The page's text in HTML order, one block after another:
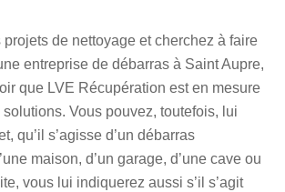
de nettoyage et cherchez à faire
entreprise de débarras à Saint Aupre,
que LVE Récupération est en mesure
Vous pouvez, toutefois, lui
qu’il s’agisse d’un débarras
maison, d’un garage, d’une cave ou
vous lui indiquerez aussi s’il s’agit